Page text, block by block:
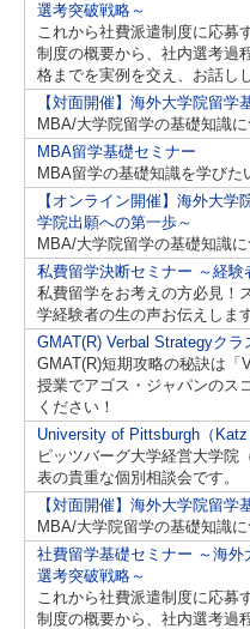
選考突破戦略～
これから社費派遣制度に応募
制度の概要から、社内選考過
格までを実例を交え、お話し
【対面開催】海外大学院留学
MBA/大学院留学の基礎知識
MBA留学基礎セミナー
MBA留学の基礎知識を学びた
【オンライン開催】海外大
学院出願への第一歩～
MBA/大学院留学の基礎知識
私費留学決断セミナー ～経験
私費留学をお考えの方必見！
学経験者の生の声お伝えしま
GMAT(R) Verbal Strategyクラ
GMAT(R)短期攻略の秘訣は「
授業でアゴス・ジャパンのス
ください！
University of Pittsburgh（
ピッツバーグ大学経営大学院
表の貴重な個別相談会です。
【対面開催】海外大学院留学
MBA/大学院留学の基礎知識
社費留学基礎セミナー ～海
選考突破戦略～
これから社費派遣制度に応募
制度の概要から、社内選考過